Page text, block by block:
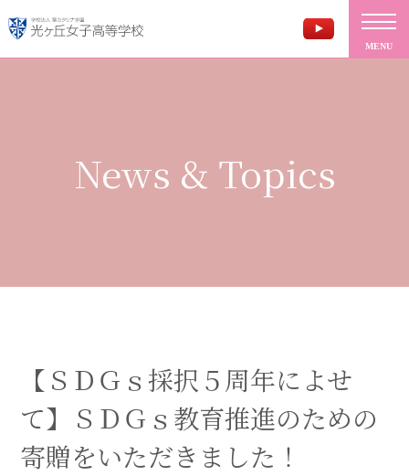
MENU
News & Topics
【ＳＤＧｓ採択５周年によせ
て】ＳＤＧｓ教育推進のための
寄贈をいただきました！